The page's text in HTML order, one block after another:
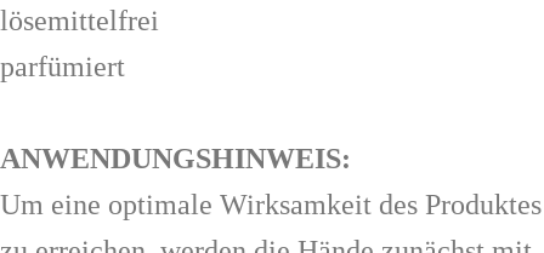
lösemittelfrei
parfümiert
ANWENDUNGSHINWEIS:
Um eine optimale Wirksamkeit des Produktes